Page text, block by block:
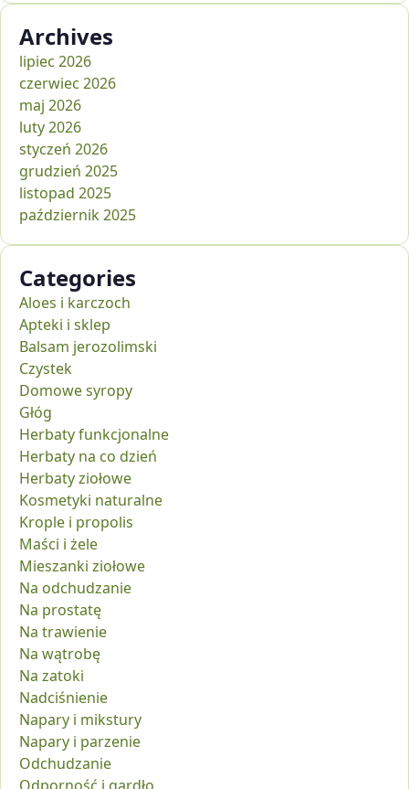
Archives
lipiec 2026
czerwiec 2026
maj 2026
luty 2026
styczeń 2026
grudzień 2025
listopad 2025
październik 2025
Categories
Aloes i karczoch
Apteki i sklep
Balsam jerozolimski
Czystek
Domowe syropy
Głóg
Herbaty funkcjonalne
Herbaty na co dzień
Herbaty ziołowe
Kosmetyki naturalne
Krople i propolis
Maści i żele
Mieszanki ziołowe
Na odchudzanie
Na prostatę
Na trawienie
Na wątrobę
Na zatoki
Nadciśnienie
Napary i mikstury
Napary i parzenie
Odchudzanie